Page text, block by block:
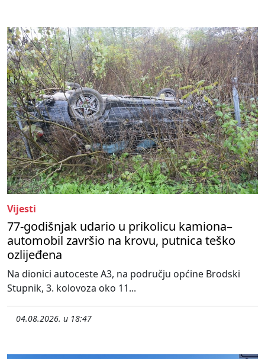
Vijesti
77-godišnjak udario u prikolicu kamiona–
automobil završio na krovu, putnica teško
ozlijeđena
Na dionici autoceste A3, na području općine Brodski
Stupnik, 3. kolovoza oko 11...
04.08.2026. u 18:47